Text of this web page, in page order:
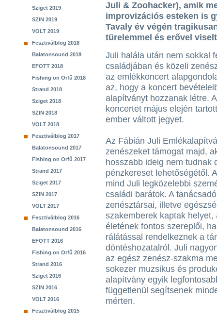
Sziget 2019
SZIN 2019
VOLT 2019
Fesztiválblog 2018
Balatonsound 2018
EFOTT 2018
Fishing on Orfű 2018
Strand 2018
Sziget 2018
SZIN 2018
VOLT 2018
Fesztiválblog 2017
Balatonsound 2017
Fishing on Orfű 2017
Strand 2017
Sziget 2017
SZIN 2017
VOLT 2017
Fesztiválblog 2016
Balatonsound 2016
EFOTT 2016
Fishing on Orfű 2016
Strand 2016
Sziget 2016
SZIN 2016
VOLT 2016
Fesztiválblog 2015
Juli & Zoohacker), amik
improvizációs esteken is
Tavaly év végén
türelemmel és erővel
Juli halála után nem sokkal
családjában és közeli
az emlékkoncert
az, hogy a koncert
alapítványt hozzanak létre.
koncertet május elején
ember váltott jegyet.
Az Fábián Juli
zenészeket támogat majd,
hosszabb ideig nem tudnak
pénzkereset lehetőségétől.
mind Juli legközelebbi
családi barátok. A
zenésztársai, illetve
szakemberek kaptak
életének fontos szereplői,
rálátással rendelkeznek a
döntéshozatalról. Juli
az egész zenész-szakma
sokezer muzsikus és
alapítvány egyik
függetlenül segítsenek
mérten.